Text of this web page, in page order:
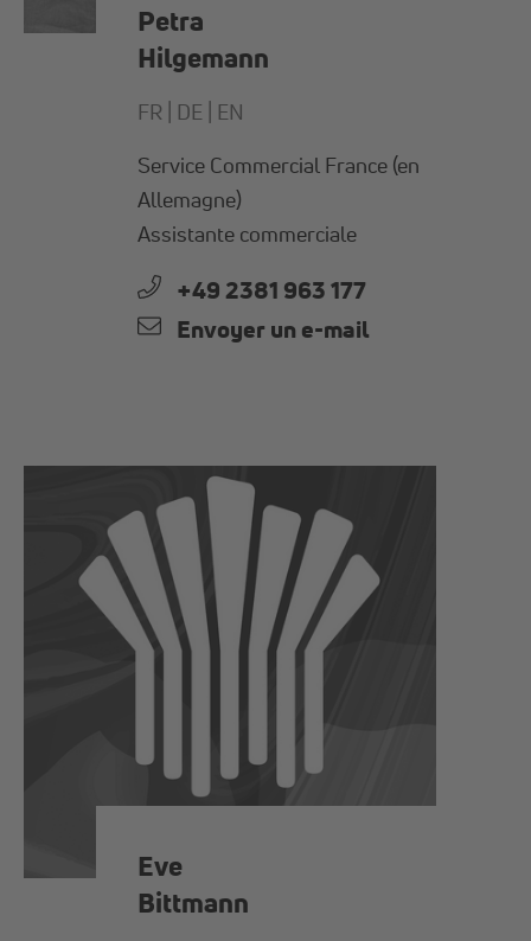
Petra
Hilgemann
FR | DE | EN
Service Commercial France (en
Allemagne)
Assistante commerciale
+49 2381 963 177
Envoyer un e-mail
Eve
Bittmann